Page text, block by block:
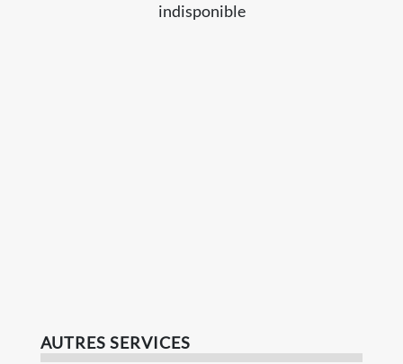
indisponible
AUTRES SERVICES